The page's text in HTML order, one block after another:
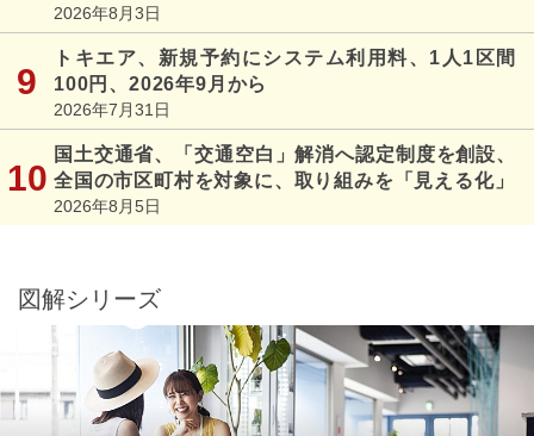
2026年8月3日
トキエア、新規予約にシステム利用料、1人1区間
100円、2026年9月から
2026年7月31日
国土交通省、「交通空白」解消へ認定制度を創設、
全国の市区町村を対象に、取り組みを「見える化」
2026年8月5日
図解シリーズ